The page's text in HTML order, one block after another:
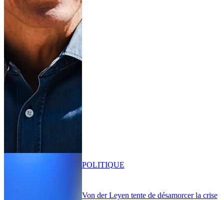
Von der Leyen tente de désamorcer la crise
POLITIQUE